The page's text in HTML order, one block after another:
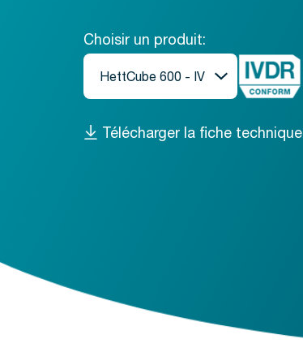
Choisir un produit:
Télécharger la fiche technique